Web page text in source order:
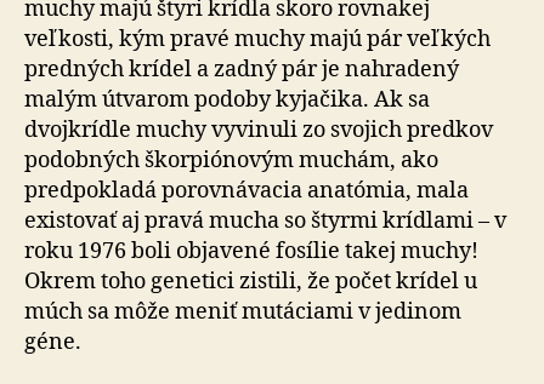
muchy majú štyri krídla skoro rovnakej
veľkosti, kým pravé muchy majú pár veľkých
predných krídel a zadný pár je nahradený
malým útvarom podoby kyjačika. Ak sa
dvojkrídle muchy vyvinuli zo svojich predkov
podobných škorpiónovým muchám, ako
predpokladá porovnávacia anatómia, mala
existovať aj pravá mucha so štyrmi krídlami – v
roku 1976 boli objavené fosílie takej muchy!
Okrem toho genetici zistili, že počet krídel u
múch sa môže meniť mutáciami v jedinom
géne.